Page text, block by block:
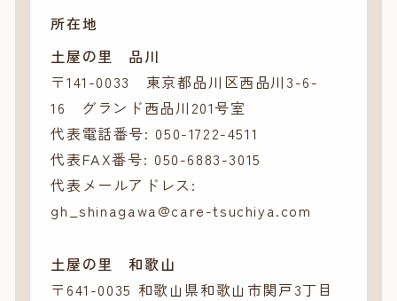
所在地
土屋の里 品川
〒141-0033 東京都品川区西品川3-6-
16 グランド西品川201号室
代表電話番号: 050-1722-4511
代表FAX番号: 050-6883-3015
代表メールアドレス:
gh_shinagawa@care-tsuchiya.com
土屋の里 和歌山
〒641-0035 和歌山県和歌山市関戸3丁目